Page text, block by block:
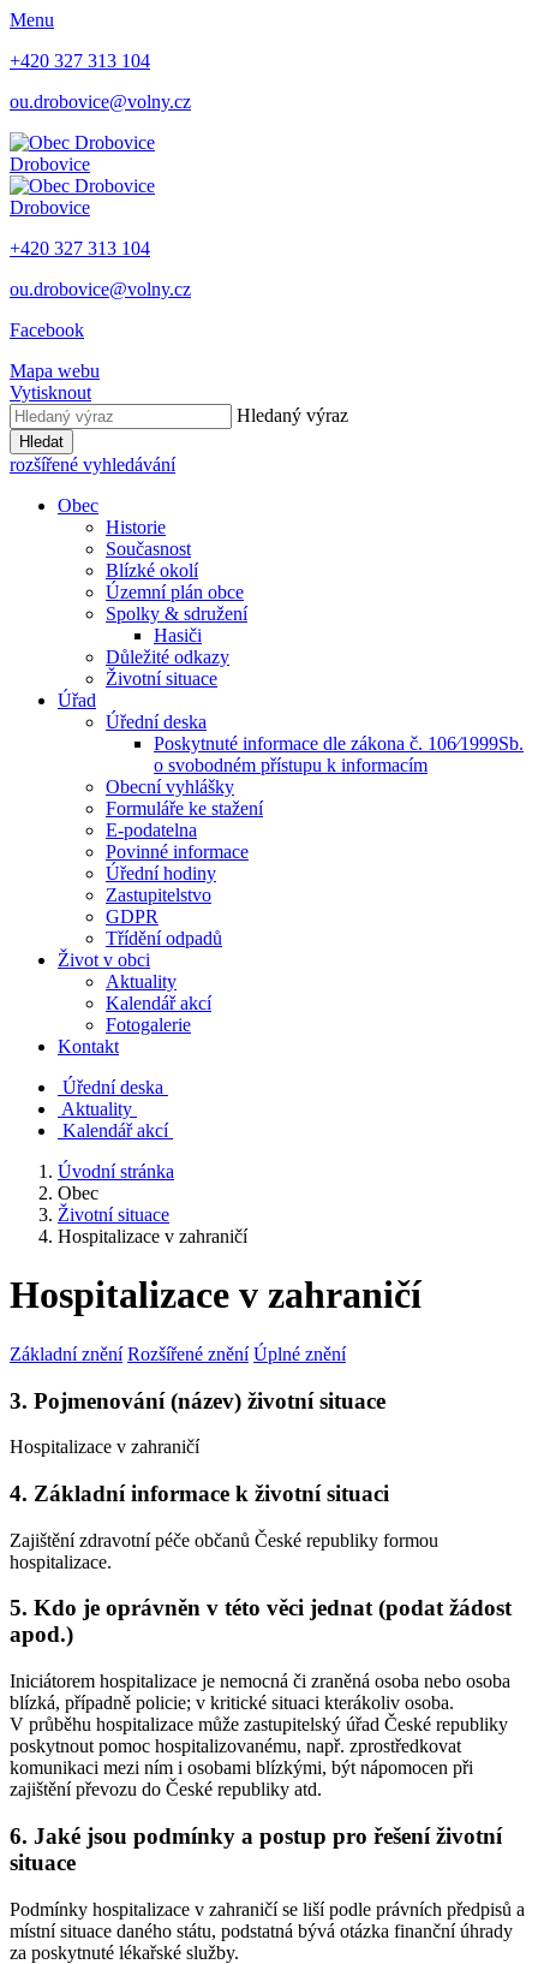
Menu
+420 327 313 104
ou.drobovice@volny.cz
Drobovice
Drobovice
+420 327 313 104
ou.drobovice@volny.cz
Facebook
Mapa webu
Vytisknout
Hledaný výraz
Hledat
rozšířené vyhledávání
Obec
Historie
Současnost
Blízké okolí
Územní plán obce
Spolky & sdružení
Hasiči
Důležité odkazy
Životní situace
Úřad
Úřední deska
Poskytnuté informace dle zákona č. 106⁄1999Sb.
o svobodném přístupu k informacím
Obecní vyhlášky
Formuláře ke stažení
E-podatelna
Povinné informace
Úřední hodiny
Zastupitelstvo
GDPR
Třídění odpadů
Život v obci
Aktuality
Kalendář akcí
Fotogalerie
Kontakt
Úřední deska
Aktuality
Kalendář akcí
Úvodní stránka
Obec
Životní situace
Hospitalizace v zahraničí
Hospitalizace v zahraničí
Základní znění Rozšířené znění Úplné znění
3. Pojmenování (název) životní situace
Hospitalizace v zahraničí
4. Základní informace k životní situaci
Zajištění zdravotní péče občanů České republiky formou
hospitalizace.
5. Kdo je oprávněn v této věci jednat (podat žádost
apod.)
Iniciátorem hospitalizace je nemocná či zraněná osoba nebo osoba
blízká, případně policie; v kritické situaci kterákoliv osoba.
V průběhu hospitalizace může zastupitelský úřad České republiky
poskytnout pomoc hospitalizovanému, např. zprostředkovat
komunikaci mezi ním i osobami blízkými, být nápomocen při
zajištění převozu do České republiky atd.
6. Jaké jsou podmínky a postup pro řešení životní
situace
Podmínky hospitalizace v zahraničí se liší podle právních předpisů a
místní situace daného státu, podstatná bývá otázka finanční úhrady
za poskytnuté lékařské služby.